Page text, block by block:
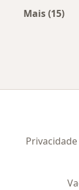
Mais (15)